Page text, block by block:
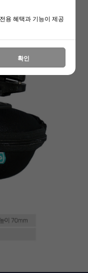
용 혜택과 기능이 제공
확인